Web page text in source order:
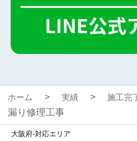
ホーム 実績 施工完
漏り修理工事
大阪府-対応エリア